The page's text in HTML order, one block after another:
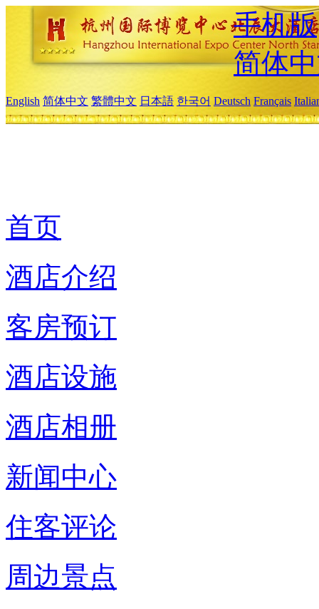
手机版
简体
English 简体中文 繁體中文 日本語 한국어 Deutsch Français
首页
酒店介绍
客房预订
酒店设施
酒店相册
新闻中心
住客评论
周边景点